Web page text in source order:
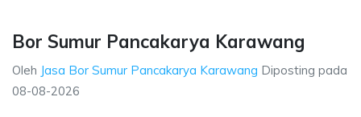
Bor Sumur Pancakarya Karawang
Oleh Jasa Bor Sumur Pancakarya Karawang Diposting pada
08-08-2026